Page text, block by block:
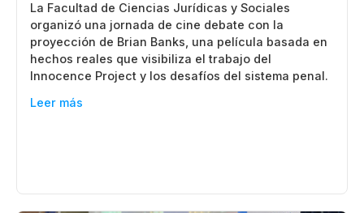
La Facultad de Ciencias Jurídicas y Sociales
organizó una jornada de cine debate con la
proyección de Brian Banks, una película basada en
hechos reales que visibiliza el trabajo del
Innocence Project y los desafíos del sistema penal.
Leer más